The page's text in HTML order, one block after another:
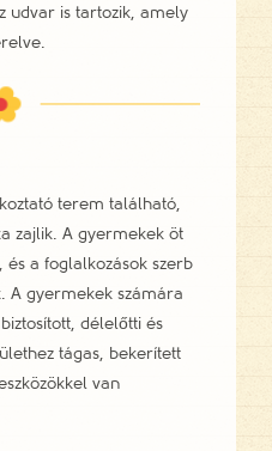
udvar is tartozik, amely
terem található,
zajlik. A gyermekek öt
és a foglalkozások szerb
A gyermekek számára
délelőtti és
tágas, bekerített
van